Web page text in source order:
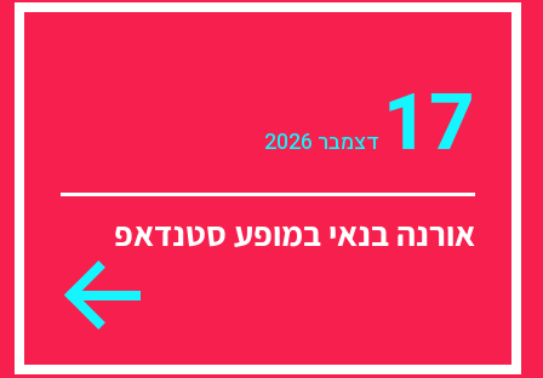
17 דצמבר 2026
אורנה בנאי במופע סטנדאפ